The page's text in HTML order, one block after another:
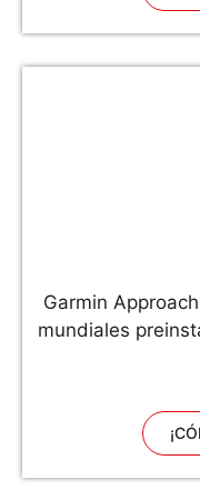
Garmin
mundiales